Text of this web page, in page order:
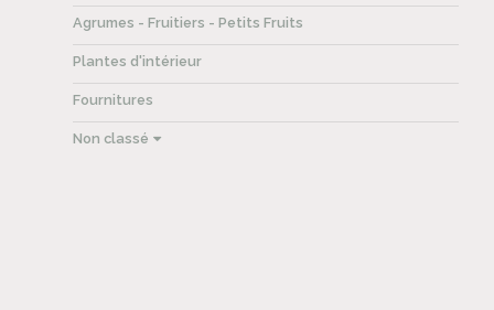
Agrumes - Fruitiers - Petits Fruits
Plantes d'intérieur
Fournitures
Non classé